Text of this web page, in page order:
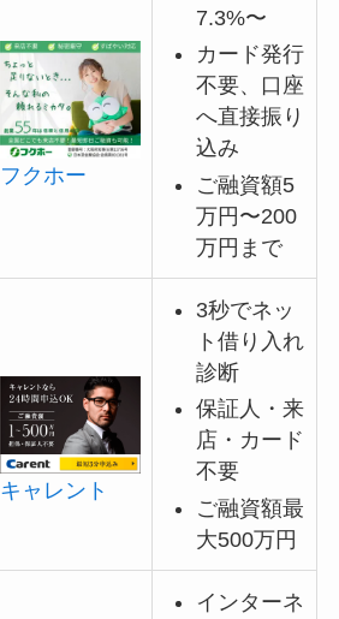
フクホー
7.3%〜
カード発行
不要、口座
へ直接振り
込み
ご融資額5
万円〜200
万円まで
キャレント
3秒でネッ
ト借り入れ
診断
保証人・来
店・カード
不要
ご融資額最
大500万円
インターネ